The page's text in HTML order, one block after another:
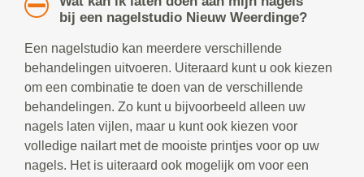
bij een nagelstudio Nieuw Weerdinge?
Een nagelstudio kan meerdere verschillende
behandelingen uitvoeren. Uiteraard kunt u ook kiezen
om een combinatie te doen van de verschillende
behandelingen. Zo kunt u bijvoorbeeld alleen uw
nagels laten vijlen, maar u kunt ook kiezen voor
volledige nailart met de mooiste printjes voor op uw
nagels. Het is uiteraard ook mogelijk om voor een